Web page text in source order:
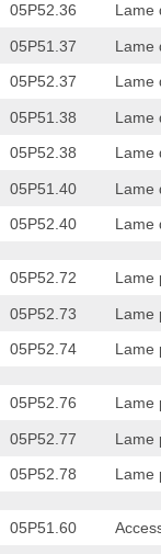
05P52.36
Lame
05P51.37
Lame
05P52.37
Lame
05P51.38
Lame
05P52.38
Lame
05P51.40
Lame
05P52.40
Lame
05P52.72 Lame
05P52.73
Lame
05P52.74
Lame
05P52.76 Lame
05P52.77
Lame
05P52.78
Lame
05P51.60